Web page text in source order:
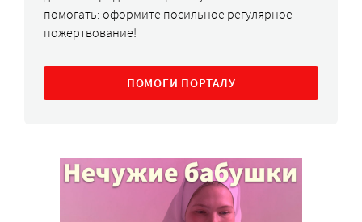
помогать: оформите посильное регулярное
пожертвование!
ПОМОГИ ПОРТАЛУ